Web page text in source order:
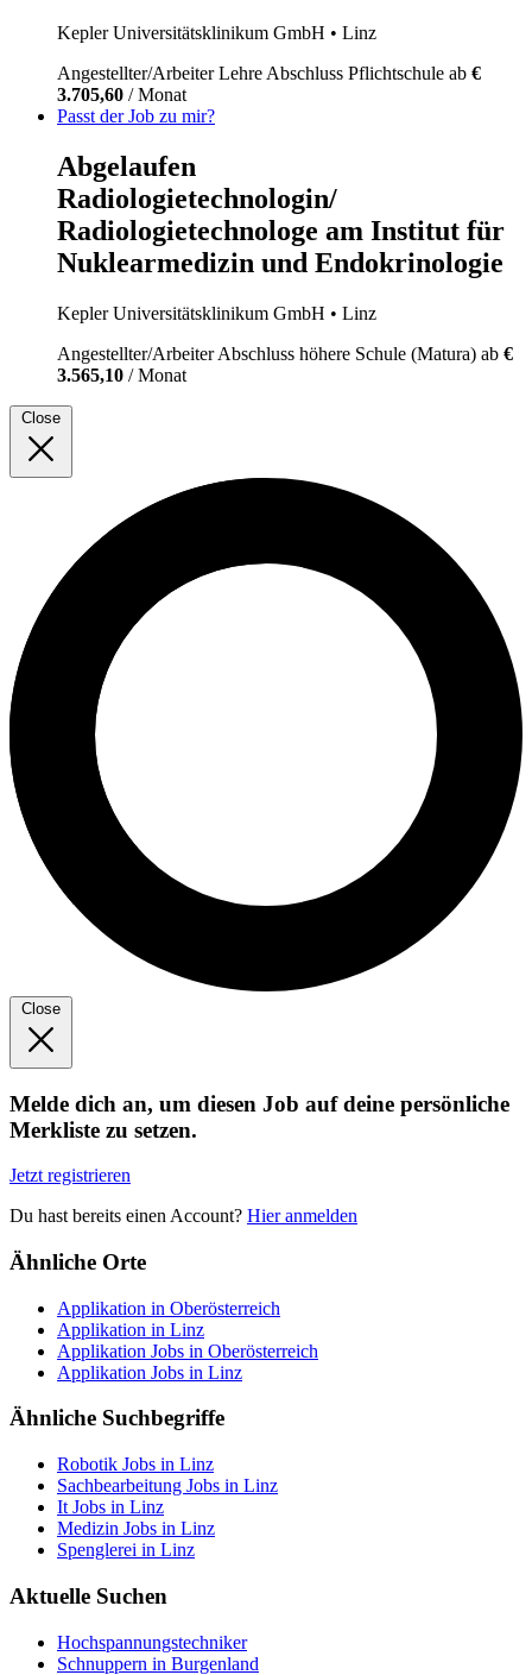
Kepler Universitätsklinikum GmbH • Linz
Angestellter/ArbeiterLehre Abschluss Pflichtschule ab €
3.705,60 / Monat
Passt der Job zu mir?
Abgelaufen
Radiologietechnologin/
Radiologietechnologe am Institut für
Nuklearmedizin und Endokrinologie
Kepler Universitätsklinikum GmbH • Linz
Angestellter/ArbeiterAbschluss höhere Schule (Matura) ab €
3.565,10 / Monat
Close
Close
Melde dich an, um diesen Job auf deine persönliche
Merkliste zu setzen.
Jetzt registrieren
Du hast bereits einen Account? Hier anmelden
Ähnliche Orte
Applikation in Oberösterreich
Applikation in Linz
Applikation Jobs in Oberösterreich
Applikation Jobs in Linz
Ähnliche Suchbegriffe
Robotik Jobs in Linz
Sachbearbeitung Jobs in Linz
It Jobs in Linz
Medizin Jobs in Linz
Spenglerei in Linz
Aktuelle Suchen
Hochspannungstechniker
Schnuppern in Burgenland